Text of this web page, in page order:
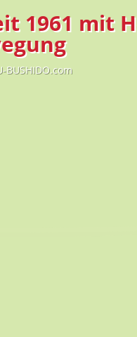
1961 mit
BUSHIDO.com